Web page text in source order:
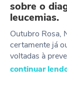
sobre o
leucemias.
Outubro Rosa,
certamente já
voltadas à
continuar